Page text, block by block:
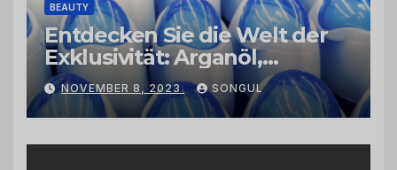
BEAUTY
Entdecken Sie die Welt der
Exklusivität: Arganöl,
Kaktusfeigenkernöl und
Schwarzkümmelöl von
vertrauenswürdigen
Großhändlern und Anbietern
NOVEMBER 8, 2023 SONGUL